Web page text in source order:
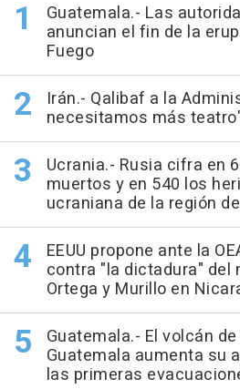
Guatemala.- Las
anuncian el fin de la
Fuego
Irán.- Qalibaf a la
necesitamos más
Ucrania.- Rusia cifra en
muertos y en 540 los
ucraniana de la región
EEUU propone ante la
contra "la dictadura" del
Ortega y Murillo en
Guatemala.- El volcán
Guatemala aumenta su
las primeras